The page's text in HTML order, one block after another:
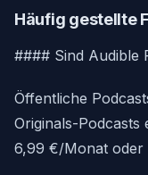
Häufig gestellte
#### Sind Audible
Öffentliche
Originals-
6,99 €/Monat oder